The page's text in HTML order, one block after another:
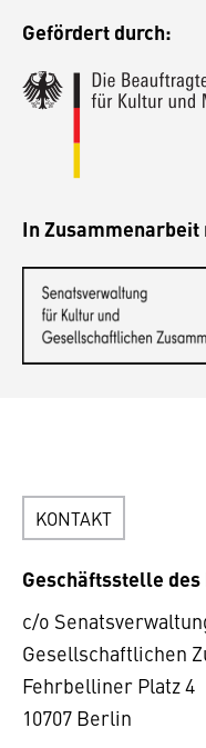
Gefördert durch:
In
KONTAKT
Geschäftsstelle
c/o
Gesellschaftlichen
Fehrbelliner Platz 4
10707 Berlin